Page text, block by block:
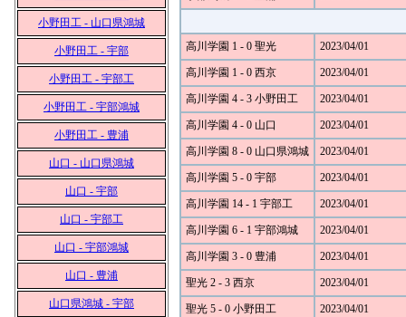
小野田工 - 山口県鴻城
小野田工 - 宇部
小野田工 - 宇部工
小野田工 - 宇部鴻城
小野田工 - 豊浦
山口 - 山口県鴻城
山口 - 宇部
山口 - 宇部工
山口 - 宇部鴻城
山口 - 豊浦
山口県鴻城 - 宇部
高川学園 1 - 0 聖光 2023/04/01
高川学園 1 - 0 西京 2023/04/01
高川学園 4 - 3 小野田工 2023/04/01
高川学園 4 - 0 山口 2023/04/01
高川学園 8 - 0 山口県鴻城 2023/04/01
高川学園 5 - 0 宇部 2023/04/01
高川学園 14 - 1 宇部工 2023/04/01
高川学園 6 - 1 宇部鴻城 2023/04/01
高川学園 3 - 0 豊浦 2023/04/01
聖光 2 - 3 西京 2023/04/01
聖光 5 - 0 小野田工 2023/04/01